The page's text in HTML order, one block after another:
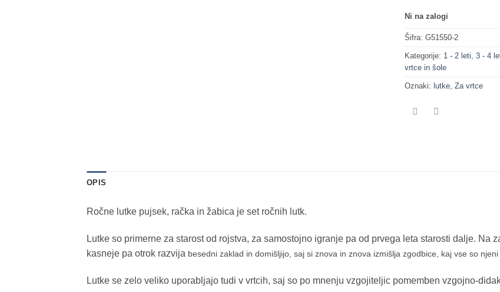
Ni na zalogi
Šifra: G51550-2
Kategorije: 1 - 2 leti, 3 - 4
vrtce in šole
Oznaki: lutke, Za vrtce
OPIS
Ročne lutke pujsek, račka in žabica je set ročnih lutk.
Lutke so primerne za starost od rojstva, za samostojno igranje pa od prvega leta starosti dalje. Na
kasneje pa otrok razvija besedni zaklad in domišljijo, saj si znova in znova izmišlja zgodbice, kaj vse so njeni
Lutke se zelo veliko uporabljajo tudi v vrtcih, saj so po mnenju vzgojiteljic pomemben vzgojno-